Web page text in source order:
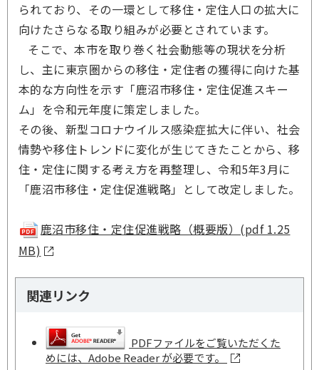
られており、その一環として移住・定住人口の拡大に
向けたさらなる取り組みが必要とされています。
そこで、本市を取り巻く社会動態等の現状を分析
し、主に東京圏からの移住・定住者の獲得に向けた基
本的な方向性を示す「鹿沼市移住・定住促進スキー
ム」を令和元年度に策定しました。
その後、新型コロナウイルス感染症拡大に伴い、社会
情勢や移住トレンドに変化が生じてきたことから、移
住・定住に関する考え方を再整理し、令和5年3月に
「鹿沼市移住・定住促進戦略」として改定しました。
鹿沼市移住・定住促進戦略（概要版）(pdf 1.25
MB)
関連リンク
PDFファイルをご覧いただくた
めには、Adobe Reader が必要です。